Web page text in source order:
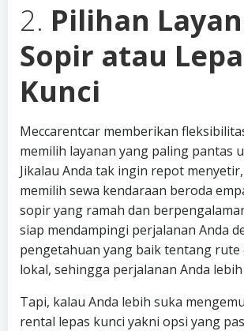
2. Pilihan
Sopir atau
Kunci
Meccarentcar memberikan
memilih layanan yang paling pantas
Jikalau Anda tak ingin repot
memilih sewa kendaraan beroda
sopir yang ramah dan
siap mendampingi perjalanan Anda
pengetahuan yang baik tentang rute
lokal, sehingga perjalanan Anda lebih
Tapi, kalau Anda lebih suka
rental lepas kunci yakni opsi yang